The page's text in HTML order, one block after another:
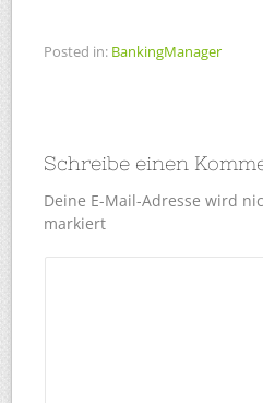
Posted in: BankingManager
Schreibe einen
Deine E-Mail-Adresse wird
markiert